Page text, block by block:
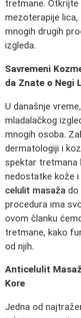
tretmane.
mezoterapije
mnogih drugih
izgleda.
Savremeni
da Znate o Negi
U današnje
mladalačkog
mnogih osoba.
dermatologiji i
spektar tretmana
nedostatke kože
celulit masaža do
procedura ima
ovom članku
tretmane, kako
od njih.
Anticelulit
Kore
Jedna od